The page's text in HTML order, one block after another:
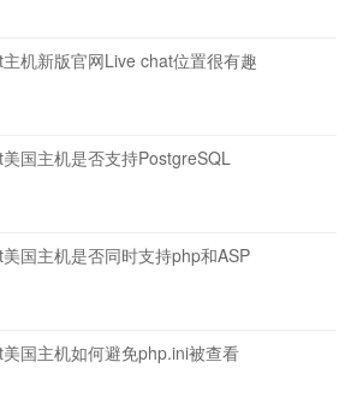
机新版官网Live chat位置很有趣
国主机是否支持PostgreSQL
国主机是否同时支持php和ASP
国主机如何避免php.ini被查看